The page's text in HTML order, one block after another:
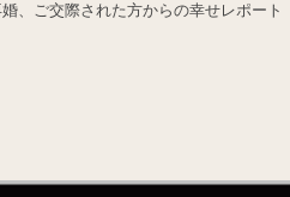
、ご交際された方からの幸せレポート